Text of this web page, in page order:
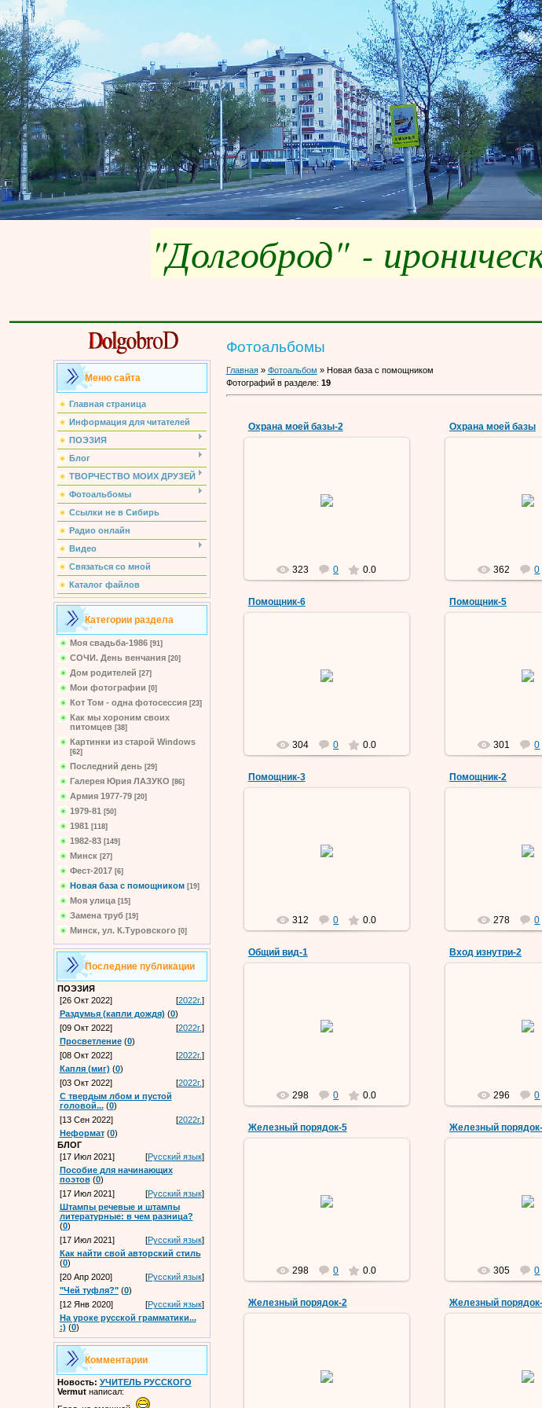
"Долгоброд" -
Меню сайта
Главная страница
Информация для читателей
ПОЭЗИЯ
Блог
ТВОРЧЕСТВО МОИХ ДРУЗЕЙ
Фотоальбомы
Ссылки не в Сибирь
Радио онлайн
Видео
Связаться со мной
Каталог файлов
Категории раздела
Моя свадьба-1986 [91]
СОЧИ. День венчания [20]
Дом родителей [27]
Мои фотографии [0]
Кот Том - одна фотосессия [23]
Как мы хороним своих
питомцев [38]
Картинки из старой Windows
[62]
Последний день [29]
Галерея Юрия ЛАЗУКО [86]
Армия 1977-79 [20]
1979-81 [50]
1981 [118]
1982-83 [149]
Минск [27]
Фест-2017 [6]
Новая база с помощником [19]
Моя улица [15]
Замена труб [19]
Минск, ул. К.Туровского [0]
Последние публикации
ПОЭЗИЯ
[26 Окт 2022]
[2022г.]
Раздумья (капли дождя) (0)
[09 Окт 2022]
[2022г.]
Просветление (0)
[08 Окт 2022]
[2022г.]
Капля (миг) (0)
[03 Окт 2022]
[2022г.]
С твердым лбом и пустой
головой... (0)
[13 Сен 2022]
[2022г.]
Неформат (0)
БЛОГ
[17 Июл 2021]
[Русский язык]
Пособие для начинающих
поэтов (0)
[17 Июл 2021]
[Русский язык]
Штампы речевые и штампы
литературные: в чем разница?
(0)
[17 Июл 2021]
[Русский язык]
Как найти свой авторский стиль
(0)
[20 Апр 2020]
[Русский язык]
"Чей туфля?" (0)
[12 Янв 2020]
[Русский язык]
На уроке русской грамматики...
:) (0)
Комментарии
Новость: УЧИТЕЛЬ РУССКОГО
Vermutнаписал:
Фотоальбомы
Главная» Фотоальбом » Новая база с помощником
Фотографий в разделе: 19
Охрана моей базы-2
323 0 0.0
Охрана моей базы
362 0
Помощник-6
304 0 0.0
Помощник-5
301 0
Помощник-3
312 0 0.0
Помощник-2
278 0
Общий вид-1
298 0 0.0
Вход изнутри-2
296 0
Железный порядок-5
298 0 0.0
Железный
305 0
Железный порядок-2 Железный